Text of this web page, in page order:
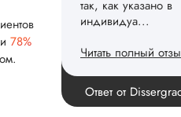
78%
Вид работы:
Диссертация
Дата:2025-08-03
Заказывал тут
диссертацию. По
срокам и